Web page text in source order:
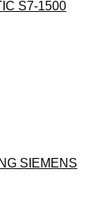
S7-1500
SIEMENS